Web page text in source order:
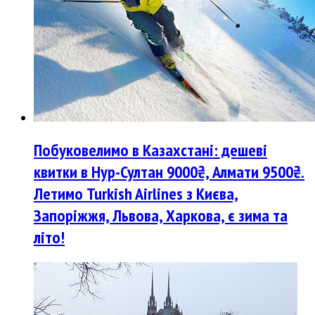
Побуковелимо в Казахстані: дешеві
квитки в Нур-Султан 9000₴, Алмати 9500₴.
Летимо Turkish Airlines з Києва,
Запоріжжя, Львова, Харкова, є зима та
літо!